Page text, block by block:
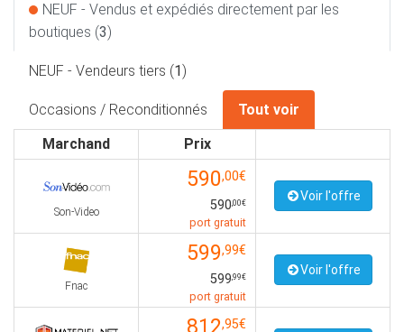
NEUF - Vendus et expédiés directement par les
boutiques (3)
NEUF - Vendeurs tiers (1)
Occasions / Reconditionnés
Tout voir
Marchand
Prix
Son-Video
590,00€
590,00€
port gratuit
Voir l'offre
Fnac
599,99€
599,99€
port gratuit
Voir l'offre
812,95€